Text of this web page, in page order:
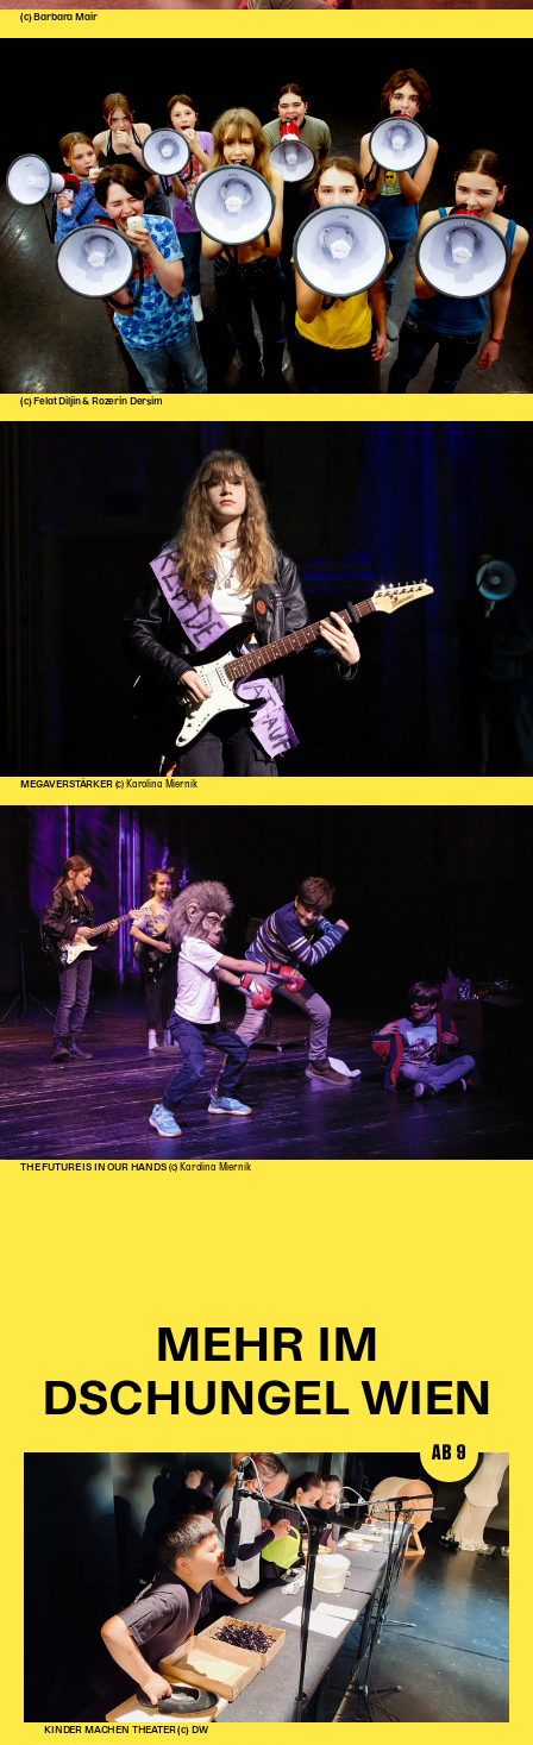
(c) Barbara Mair
(c) Felat Diljin & Rozerin Dersim
MEGAVERSTÄRKER (c) Karolina Miernik
THE FUTURE IS IN OUR HANDS (c) Karolina Miernik
MEHR IM
DSCHUNGEL WIEN
KINDER MACHEN THEATER (c) DW
AB 9